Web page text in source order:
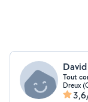
Tout
Dreux